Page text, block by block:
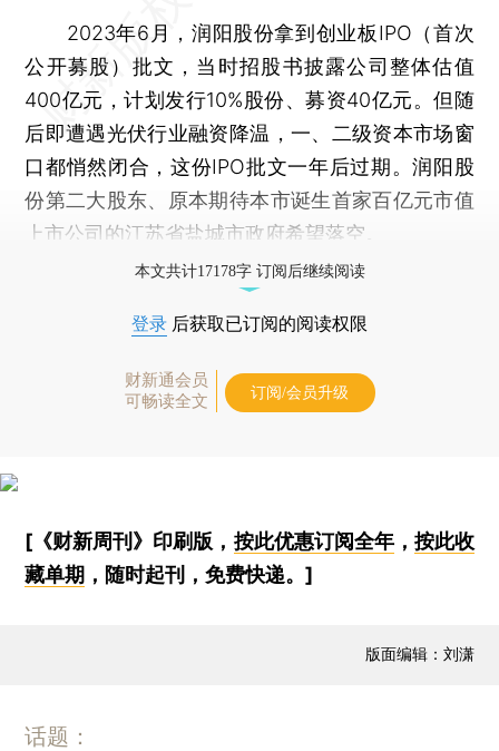
2023年6月，润阳股份拿到创业板IPO（首次
公开募股）批文，当时招股书披露公司整体估值
400亿元，计划发行10%股份、募资40亿元。但随
后即遭遇光伏行业融资降温，一、二级资本市场窗
口都悄然闭合，这份IPO批文一年后过期。润阳股
份第二大股东、原本期待本市诞生首家百亿元市值
上市公司的江苏省盐城市政府希望落空。
本文共计17178字 订阅后继续阅读
登录 后获取已订阅的阅读权限
财新通会员
可畅读全文
订阅/会员升级
[《财新周刊》印刷版， 按此优惠订阅全年， 按此收
藏单期 ，随时起刊，免费快递。]
版面编辑：刘潇
话题：